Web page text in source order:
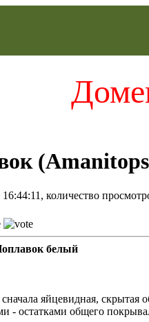
количество
белый
яйцевидная, скрытая
- остатками общего